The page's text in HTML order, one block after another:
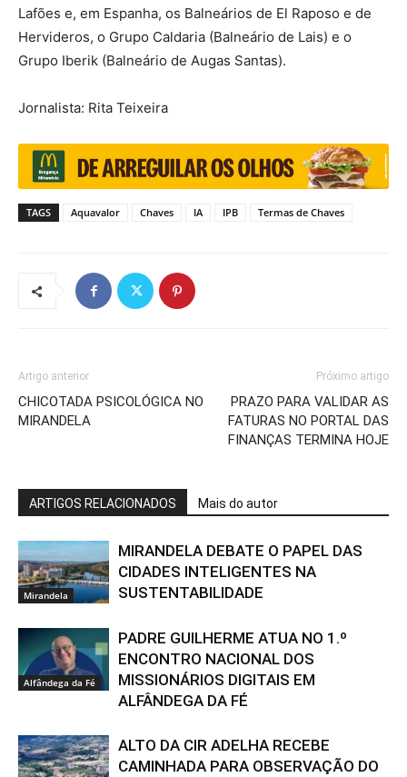
Lafões e, em Espanha, os Balneários de El Raposo e de
Hervideros, o Grupo Caldaria (Balneário de Lais) e o
Grupo Iberik (Balneário de Augas Santas).
Jornalista: Rita Teixeira
TAGS Aquavalor Chaves IA IPB Termas de Chaves
Artigo anterior
CHICOTADA PSICOLÓGICA NO
MIRANDELA
Próximo artigo
PRAZO PARA VALIDAR AS
FATURAS NO PORTAL DAS
FINANÇAS TERMINA HOJE
ARTIGOS RELACIONADOS Mais do autor
Mirandela
MIRANDELA DEBATE O PAPEL DAS
CIDADES INTELIGENTES NA
SUSTENTABILIDADE
Alfândega da Fé
PADRE GUILHERME ATUA NO 1.º
ENCONTRO NACIONAL DOS
MISSIONÁRIOS DIGITAIS EM
ALFÂNDEGA DA FÉ
ALTO DA CIR ADELHA RECEBE
CAMINHADA PARA OBSERVAÇÃO DO